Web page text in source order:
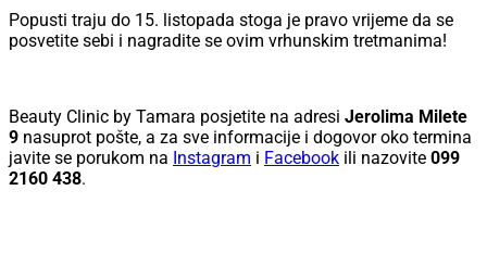
Popusti traju do 15. listopada stoga je pravo vrijeme da se
posvetite sebi i nagradite se ovim vrhunskim tretmanima!
Beauty Clinic by Tamara posjetite na adresi Jerolima Milete
9 nasuprot pošte, a za sve informacije i dogovor oko termina
javite se porukom na Instagram i Facebook ili nazovite 099
2160 438.